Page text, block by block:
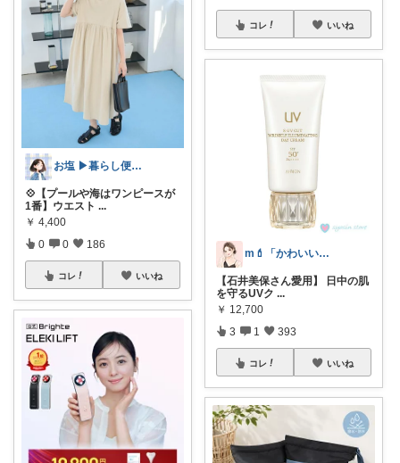
お塩 ▶︎暮らし便利/お得room
💠【プールや海はワンピースが
1番】ウエスト ...
￥ 4,400
0 0 186
コレ いいね
コレ いいね
m💄「かわいい」は、作れる。
【石井美保さん愛用】 日中の肌
を守るUVク ...
￥ 12,700
3 1 393
コレ いいね